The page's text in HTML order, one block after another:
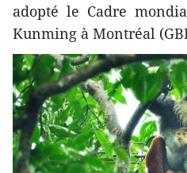
adopté le Cadre
Kunming à Montréal